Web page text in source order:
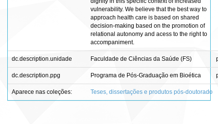
vulnerability. We believe that the best way to
approach health care is based on shared
decision-making based on the promotion of
relational autonomy and acess to the right to
accompaniment.
dc.description.unidade Faculdade de Ciências da Saúde (FS)
dc.description.ppg Programa de Pós-Graduação em Bioética
Aparece nas coleções: Teses, dissertações e produtos pós-doutorado